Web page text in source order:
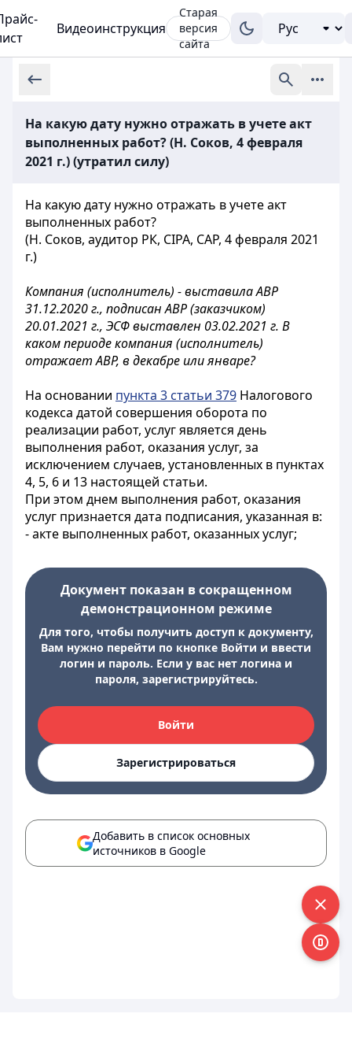
Видеоинструкция
Старая
версия
сайта
На какую дату нужно отражать в учете акт
выполненных работ? (Н. Соков, 4 февраля
2021 г.) (утратил силу)
На какую дату нужно отражать в учете акт
выполненных работ?
(Н. Соков, аудитор РК, CIPA, CAP, 4 февраля 2021
г.)
Компания (исполнитель) - выставила АВР
31.12.2020 г., подписан АВР (заказчиком)
20.01.2021 г., ЭСФ выставлен 03.02.2021 г. В
каком периоде компания (исполнитель)
отражает АВР, в декабре или январе?
На основании пункта 3 статьи 379 Налогового
кодекса датой совершения оборота по
реализации работ, услуг является день
выполнения работ, оказания услуг, за
исключением случаев, установленных в пунктах
4, 5, 6 и 13 настоящей статьи.
При этом днем выполнения работ, оказания
услуг признается дата подписания, указанная в:
- акте выполненных работ, оказанных услуг;
Документ показан в сокращенном
демонстрационном режиме
Для того, чтобы получить доступ к документу,
Вам нужно перейти по кнопке Войти и ввести
логин и пароль. Если у вас нет логина и
пароля, зарегистрируйтесь.
Войти
Зарегистрироваться
Добавить в список основных
источников в Google